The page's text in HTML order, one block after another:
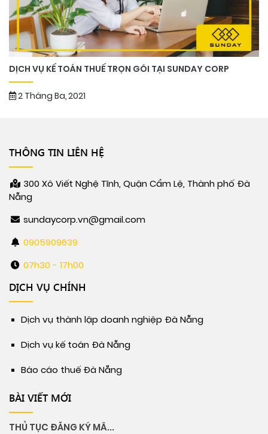
DỊCH VỤ KẾ TOÁN THUẾ TRỌN GÓI TẠI SUNDAY CORP
2 Tháng Ba, 2021
THÔNG TIN LIÊN HỆ
300 Xô Viết Nghệ Tĩnh, Quận Cẩm Lệ, Thành phố Đà
Nẵng
sundaycorp.vn@gmail.com
0905909639
07h30 - 17h00
DỊCH VỤ CHÍNH
Dịch vụ thành lập doanh nghiệp Đà Nẵng
Dịch vụ kế toán Đà Nẵng
Báo cáo thuế Đà Nẵng
BÀI VIẾT MỚI
THỦ TỤC ĐĂNG KÝ MÃ...